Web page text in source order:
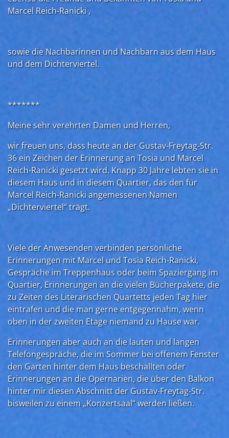
Marcel Reich-Ranicki ,
sowie die Nachbarinnen und Nachbarn aus dem Haus
und dem Dichterviertel.
*******
Meine sehr verehrten Damen und Herren,
wir freuen uns, dass heute an der Gustav-Freytag-Str.
36 ein Zeichen der Erinnerung an Tosia und Marcel
Reich-Ranicki gesetzt wird. Knapp 30 Jahre lebten sie in
diesem Haus und in diesem Quartier, das den für
Marcel Reich-Ranicki angemessenen Namen
„Dichterviertel“ trägt.
Viele der Anwesenden verbinden persönliche
Erinnerungen mit Marcel und Tosia Reich-Ranicki,
Gespräche im Treppenhaus oder beim Spaziergang im
Quartier, Erinnerungen an die vielen Bücherpakete, die
zu Zeiten des Literarischen Quartetts jeden Tag hier
eintrafen und die man gerne entgegennahm, wenn
oben in der zweiten Etage niemand zu Hause war.
Erinnerungen aber auch an die lauten und langen
Telefongespräche, die im Sommer bei offenem Fenster
den Garten hinter dem Haus beschallten oder
Erinnerungen an die Opernarien, die über den Balkon
hinter mir diesen Abschnitt der Gustav-Freytag-Str.
bisweilen zu einem „Konzertsaal“ werden ließen.